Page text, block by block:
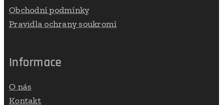
Obchodní podmínky
Pravidla ochrany soukromí
Informace
O nás
Kontakt